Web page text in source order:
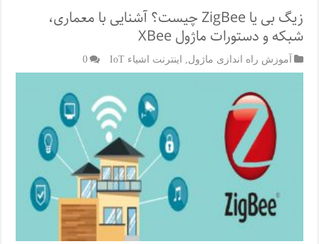
زیگ‌ بی یا ZigBee چیست؟ آشنایی با معماری،
شبکه و دستورات ماژول XBee
آموزش راه اندازی ماژول اینترنت اشیاء IoT 0